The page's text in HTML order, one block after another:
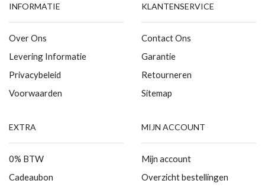
INFORMATIE
Over Ons
Levering Informatie
Privacybeleid
Voorwaarden
KLANTENSERVICE
Contact Ons
Garantie
Retourneren
Sitemap
EXTRA
0% BTW
Cadeaubon
MIJN ACCOUNT
Mijn account
Overzicht bestellingen